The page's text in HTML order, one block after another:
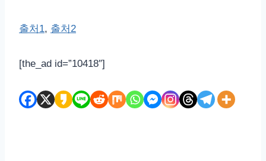
출처1, 출처2
[the_ad id=”10418″]